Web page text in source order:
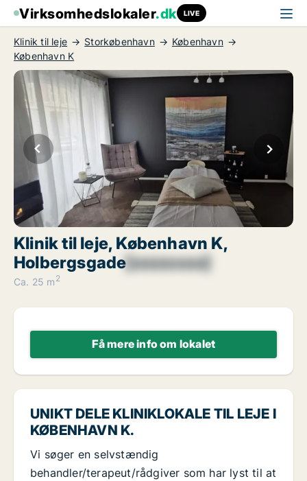
Virksomhedslokaler.dk LIVE
Klinik til leje Storkøbenhavn
København
København K
Klinik til leje, København K,
Holbergsgade[xxxxxxxx]
Ca. 25 m 2
Få mere info om lokalet
UNIKT DELE KLINIKLOKALE TIL LEJE I
KØBENHAVN K.
Vi søger en selvstændig
behandler/terapeut/rådgiver som har lyst til at